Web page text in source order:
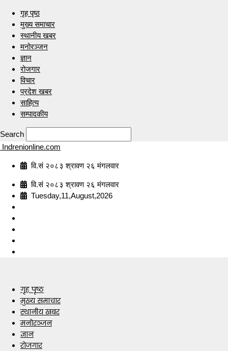
गृह पृष्ठ
मुख्य समाचार
स्थानीय खबर
मनोरञ्जन
ज्ञान
रोजगार
विचार
प्रदेश खबर
साहित्य
सम्पादकीय
Search
Indrenionline.com
वि.सं २०८३ श्रावण २६ मंगलवार
वि.सं २०८३ श्रावण २६ मंगलवार
Tuesday,11,August,2026
गृह पृष्ठ
मुख्य समाचार
स्थानीय खबर
मनोरञ्जन
ज्ञान
रोजगार